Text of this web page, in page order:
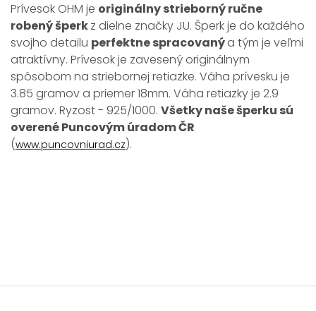
Prívesok OHM je originálny strieborný ručne
robený šperkz dielne značky JU. Šperk je do každého
svojho detailu perfektne spracovanýa tým je veľmi
atraktívny. Prívesok je zavesený originálnym
spôsobom na striebornej retiazke. Váha prívesku je
3.85 gramov a priemer 18mm. Váha retiazky je 2.9
gramov. Ryzost - 925/1000. Všetky naše šperku sú
overené Puncovým úradom ČR
(www.puncovniurad.cz).